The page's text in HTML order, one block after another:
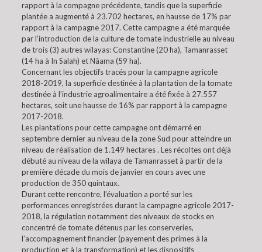
rapport à la compagne précédente, tandis que la superficie
plantée a augmenté à 23.702 hectares, en hausse de 17% par
rapport à la campagne 2017. Cette campagne a été marquée
par l’introduction de la culture de tomate industrielle au niveau
de trois (3) autres wilayas: Constantine (20 ha), Tamanrasset
(14 ha à In Salah) et Nâama (59 ha).
Concernant les objectifs tracés pour la campagne agricole
2018-2019, la superficie destinée à la plantation de la tomate
destinée à l’industrie agroalimentaire a été fixée à 27.557
hectares, soit une hausse de 16% par rapport à la campagne
2017-2018.
Les plantations pour cette campagne ont démarré en
septembre dernier au niveau de la zone Sud pour atteindre un
niveau de réalisation de 1.149 hectares . Les récoltes ont déjà
débuté au niveau de la wilaya de Tamanrasset à partir de la
première décade du mois de janvier en cours avec une
production de 350 quintaux.
Durant cette rencontre, l’évaluation a porté sur les
performances enregistrées durant la campagne agricole 2017-
2018, la régulation notamment des niveaux de stocks en
concentré de tomate détenus par les conserveries,
l’accompagnement financier (payement des primes à la
production et à la transformation) et les dispositifs